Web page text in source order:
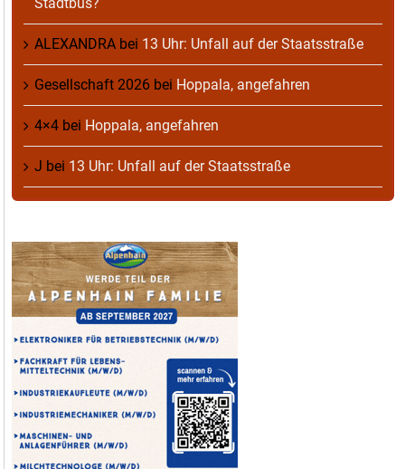
ALEXANDRA bei 13 Uhr: Unfall auf der Staatsstraße
Gesellschaft 2026 bei Hoppala, angefahren
4×4 bei Hoppala, angefahren
J bei 13 Uhr: Unfall auf der Staatsstraße